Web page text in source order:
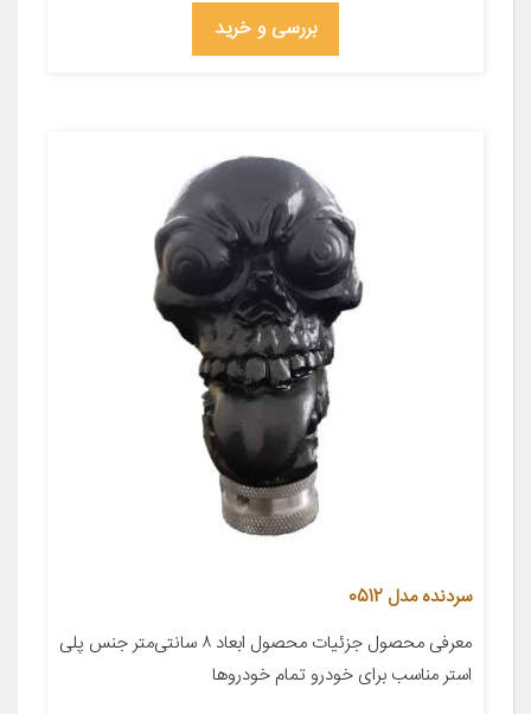
بررسی و خرید
سردنده مدل 0512
معرفی محصول جزئیات محصول ابعاد ۸ سانتی‌متر جنس پلی
استر مناسب برای خودرو تمام خودروها